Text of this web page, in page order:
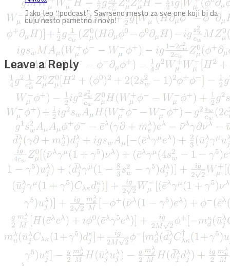
Jako lep “podcast”. Savrseno mesto za sve one koji bi da
cuju nesto pametno i novo!
Leave a Reply